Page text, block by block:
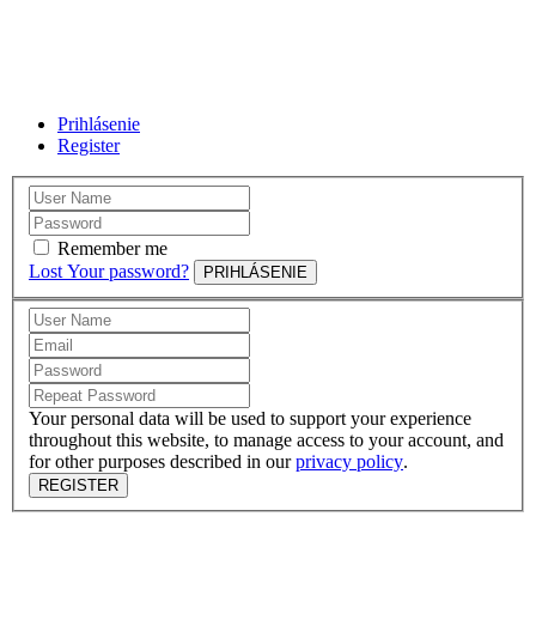
Prihlásenie
Register
Remember me
Lost Your password?
PRIHLÁSENIE
Your personal data will be used to support your experience
throughout this website, to manage access to your account, and
for other purposes described in ourprivacy policy.
REGISTER